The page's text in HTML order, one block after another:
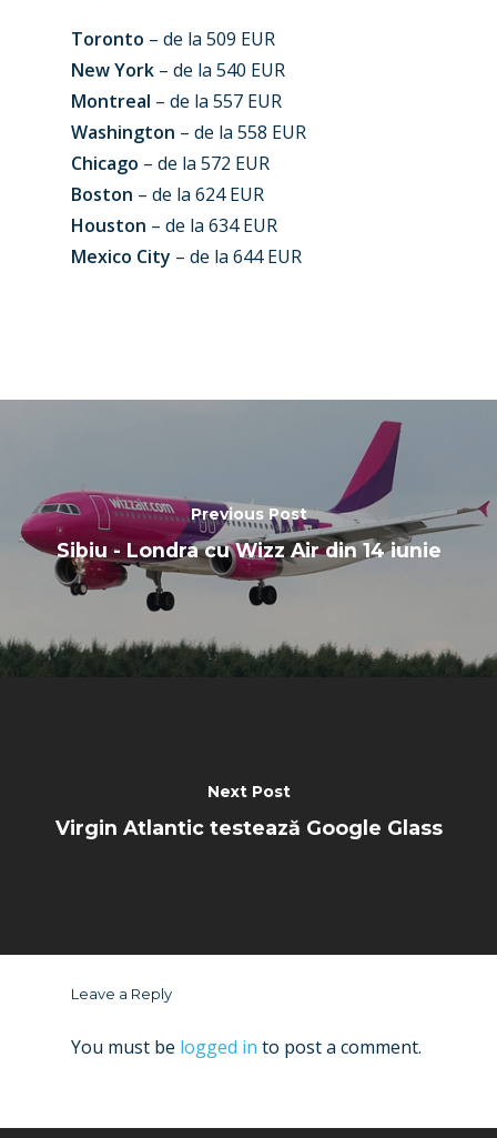
Toronto – de la 509 EUR
New York – de la 540 EUR
Montreal – de la 557 EUR
Washington – de la 558 EUR
Chicago – de la 572 EUR
Boston – de la 624 EUR
Houston – de la 634 EUR
Mexico City – de la 644 EUR
Previous Post
Sibiu - Londra cu Wizz Air din 14 iunie
Next Post
Virgin Atlantic testează Google Glass
Leave a Reply
You must be logged in to post a comment.